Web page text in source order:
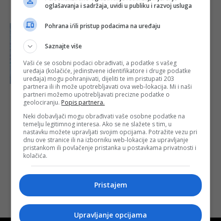
Pravoslavni
vjernici
obilježavaju
Vaskrs
Objavljeno:16. 04.
2023.
Opširnije
oglašavanja i sadržaja, uvidi u publiku i razvoj usluga
Pohrana i/ili pristup podacima na uređaju
Saznajte više
Vaši će se osobni podaci obrađivati, a podatke s vašeg
uređaja (kolačiće, jedinstvene identifikatore i druge podatke
uređaja) mogu pohranjivati, dijeliti te im pristupati 203
partnera ili ih može upotrebljavati ova web-lokacija. Mi i naši
partneri možemo upotrebljavati precizne podatke o
geolociranju. Popis partnera.
Neki dobavljači mogu obrađivati vaše osobne podatke na
temelju legitimnog interesa. Ako se ne slažete s tim, u
nastavku možete upravljati svojim opcijama. Potražite vezu pri
dnu ove stranice ili na izborniku web-lokacije za upravljanje
pristankom ili povlačenje pristanka u postavkama privatnosti i
kolačića.
Pristajem
Upravljanje opcijama